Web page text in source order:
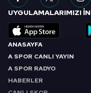
ANASAYFA
A SPOR CANLI YAYIN
A SPOR RADYO
HABERLER
UYGULAMALARIMIZI